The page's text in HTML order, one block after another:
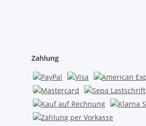
Zahlung